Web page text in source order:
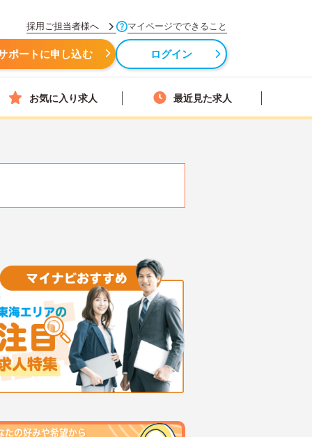
採用ご担当者様へ マイページでできること
ポートに申し込む ログイン
お気に入り求人 最近見た求人